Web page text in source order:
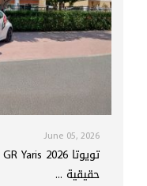
June 05, 2026
حقيقية ...